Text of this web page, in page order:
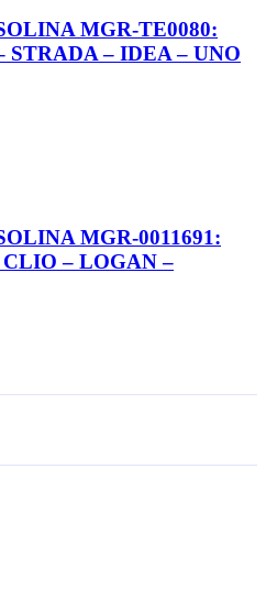
MGR-TE0080:
– IDEA – UNO
MGR-0011691:
– LOGAN –